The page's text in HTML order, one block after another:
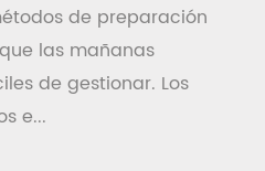
de preparación
las mañanas
de gestionar. Los
​​e...